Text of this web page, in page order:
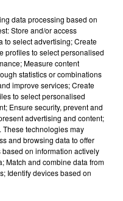
: UNE FEMME ET
LA...
le feu après avoir
bébé de trois mois
data processing based on
Store and/or access
to select advertising; Create
profiles to select personalised
Measure content
statistics or combinations
improve services; Create
to select personalised
Ensure security, prevent and
advertising and content;
technologies may
and browsing data to offer
on information actively
Match and combine data from
Identify devices based on